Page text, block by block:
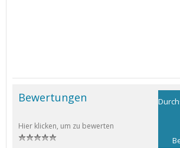
Bewertungen
Hier klicken, um zu bewerten